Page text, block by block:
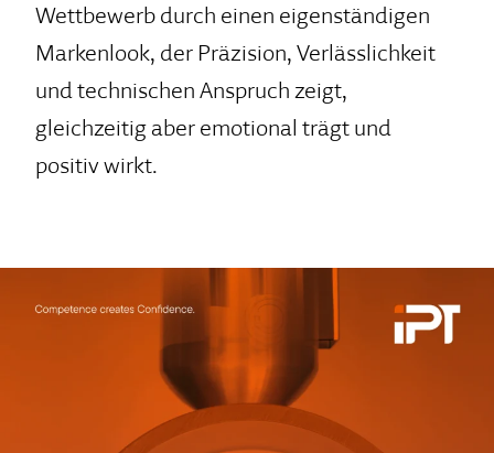
Wettbewerb durch einen eigenständigen
Markenlook, der Präzision, Verlässlichkeit
und technischen Anspruch zeigt,
gleichzeitig aber emotional trägt und
positiv wirkt.